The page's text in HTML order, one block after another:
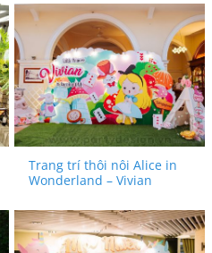
Trang trí thôi nôi Alice in
Wonderland – Vivian